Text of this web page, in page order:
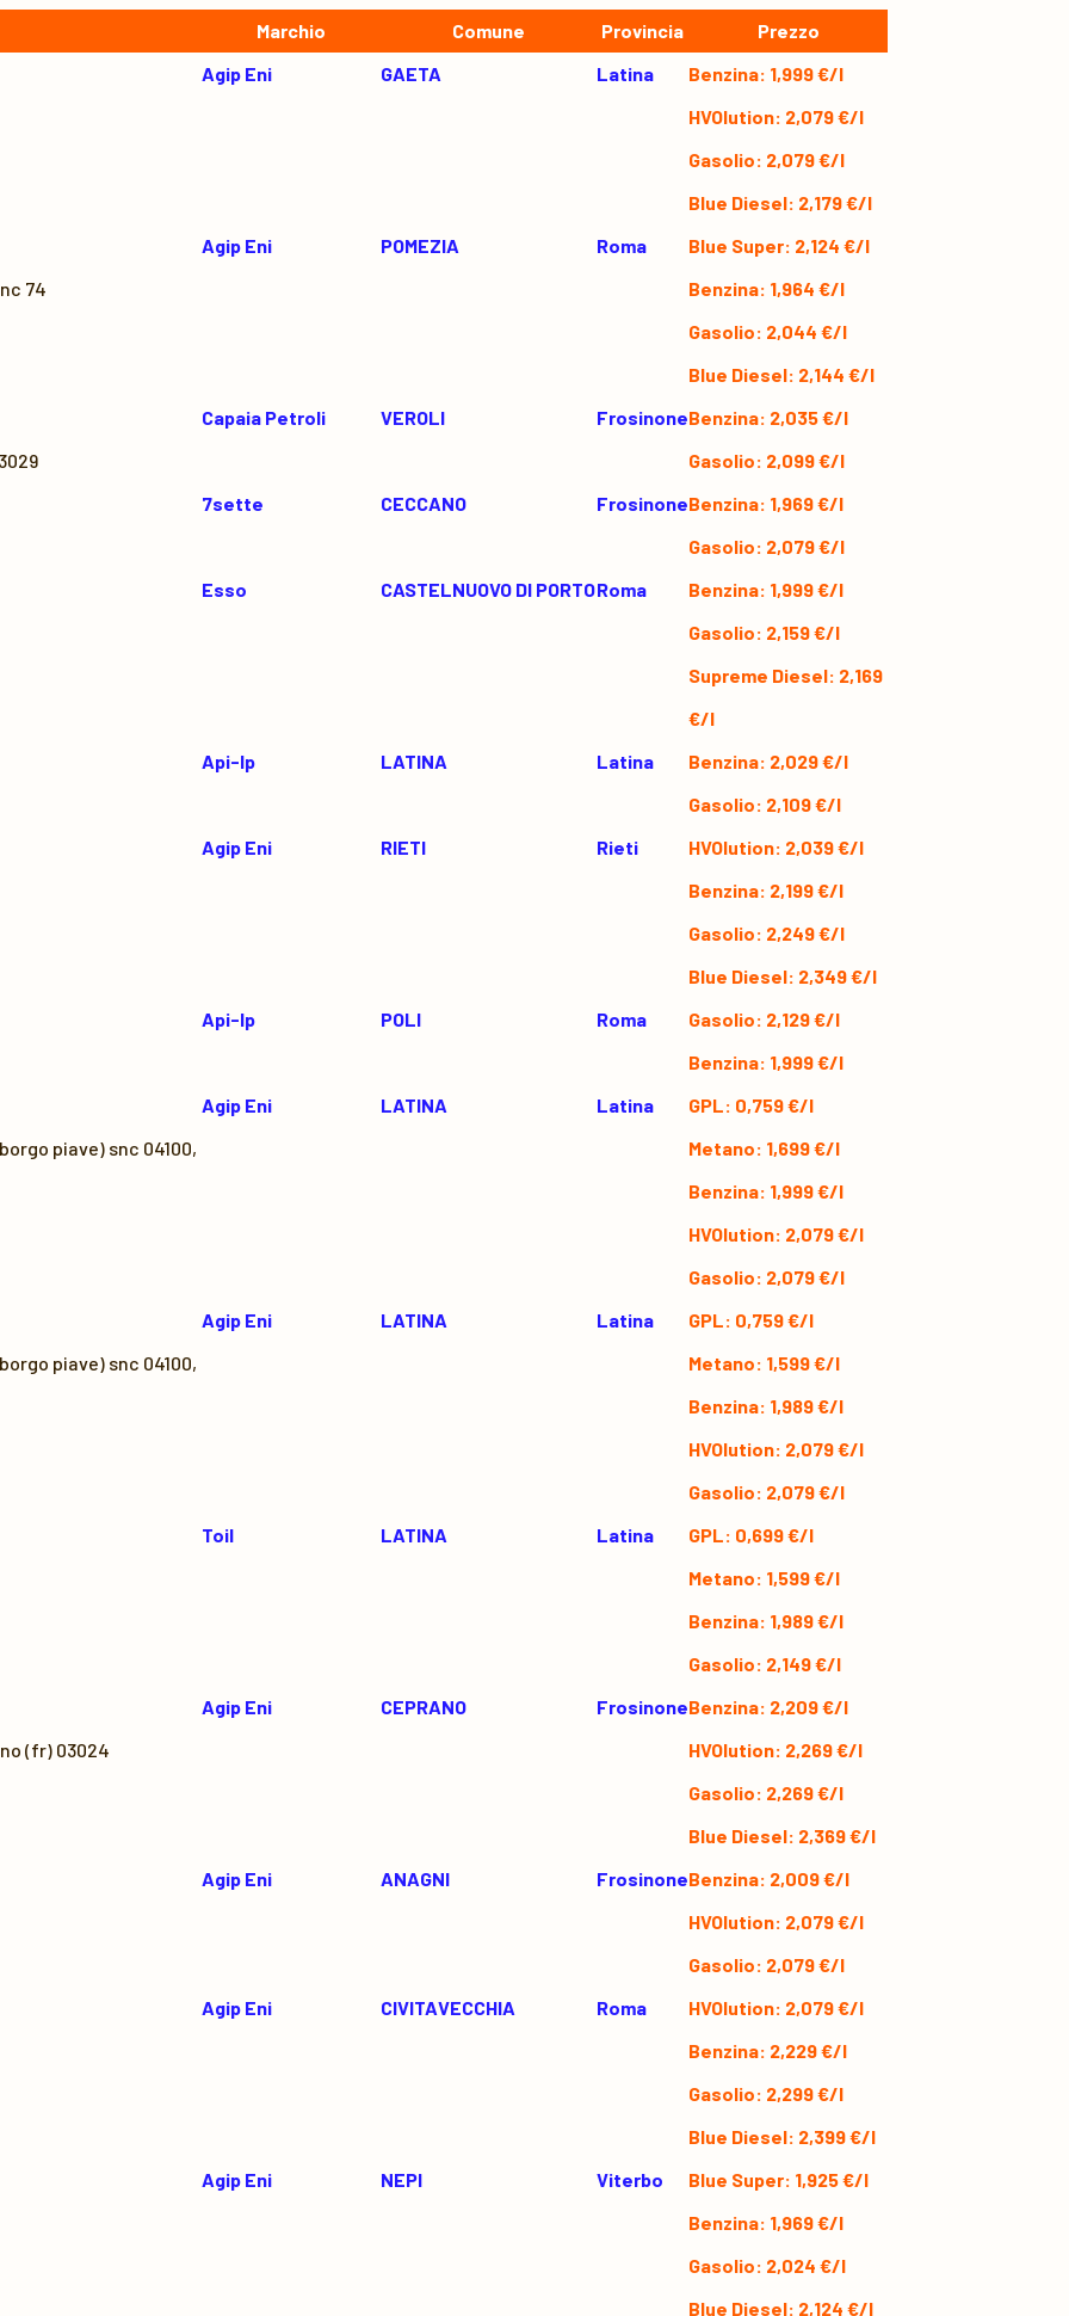
Marchio Comune Provincia
Prezzo
Agip Eni
GAETA Latina
Benzina: 1,999 €/l
HVOlution: 2,079 €/l
Gasolio: 2,079 €/l
Blue Diesel: 2,179 €/l
74
Agip Eni POMEZIA Roma
Blue Super: 2,124 €/l
Benzina: 1,964 €/l
Gasolio: 2,044 €/l
Blue Diesel: 2,144 €/l
Capaia Petroli VEROLI FrosinoneBenzina: 2,035 €/l
Gasolio: 2,099 €/l
7sette
CECCANO FrosinoneBenzina: 1,969 €/l
Gasolio: 2,079 €/l
Esso
CASTELNUOVO DI PORTORoma
Benzina: 1,999 €/l
Gasolio: 2,159 €/l
Supreme Diesel: 2,169
€/l
Api-Ip
LATINA Latina
Benzina: 2,029 €/l
Gasolio: 2,109 €/l
Agip Eni
RIETI Rieti
HVOlution: 2,039 €/l
Benzina: 2,199 €/l
Gasolio: 2,249 €/l
Blue Diesel: 2,349 €/l
Api-Ip
POLI Roma
Gasolio: 2,129 €/l
Benzina: 1,999 €/l
piave) snc 04100,
Agip Eni LATINA Latina
GPL: 0,759 €/l
Metano: 1,699 €/l
Benzina: 1,999 €/l
HVOlution: 2,079 €/l
Gasolio: 2,079 €/l
piave) snc 04100,
Agip Eni LATINA Latina
GPL: 0,759 €/l
Metano: 1,599 €/l
Benzina: 1,989 €/l
HVOlution: 2,079 €/l
Gasolio: 2,079 €/l
Toil
LATINA Latina
GPL: 0,699 €/l
Metano: 1,599 €/l
Benzina: 1,989 €/l
Gasolio: 2,149 €/l
(fr) 03024
Agip Eni CEPRANO FrosinoneBenzina: 2,209 €/l
HVOlution: 2,269 €/l
Gasolio: 2,269 €/l
Blue Diesel: 2,369 €/l
Agip Eni
ANAGNI FrosinoneBenzina: 2,009 €/l
HVOlution: 2,079 €/l
Gasolio: 2,079 €/l
Agip Eni
CIVITAVECCHIA Roma
HVOlution: 2,079 €/l
Benzina: 2,229 €/l
Gasolio: 2,299 €/l
Blue Diesel: 2,399 €/l
Agip Eni
NEPI Viterbo
Blue Super: 1,925 €/l
Benzina: 1,969 €/l
Gasolio: 2,024 €/l
Blue Diesel: 2,124 €/l